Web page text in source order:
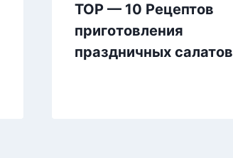
ТОР — 10 Рецептов
приготовления
праздничных салатов